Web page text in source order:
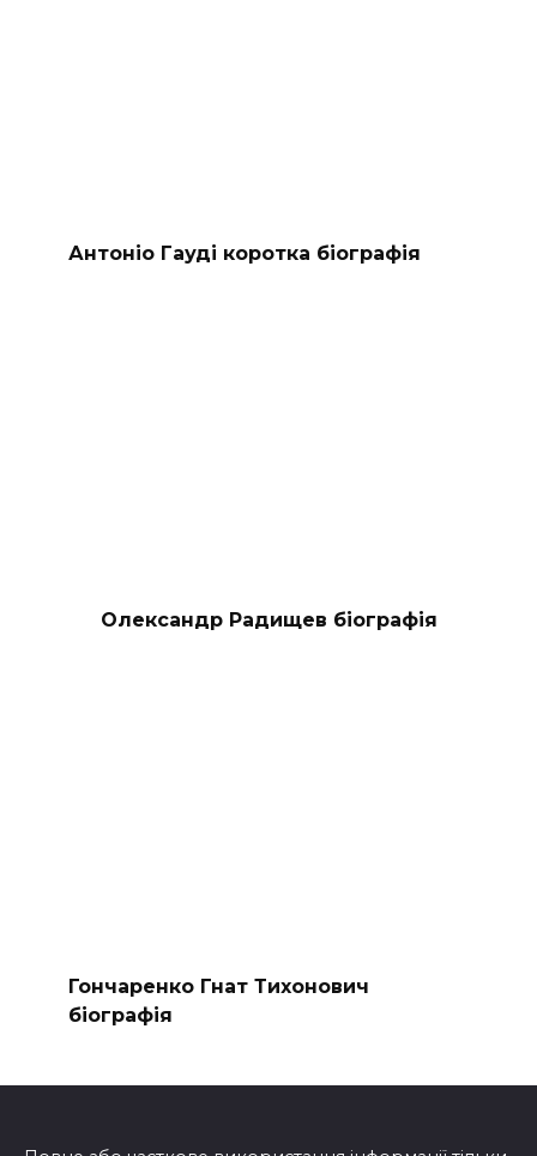
Антоніо Гауді коротка біографія
Олександр Радищев біографія
Гончаренко Гнат Тихонович
біографія